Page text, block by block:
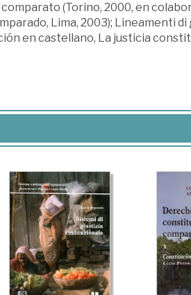
(Torino, 2000, en
Lima, 2003); Lineamenti di
en castellano, La justicia